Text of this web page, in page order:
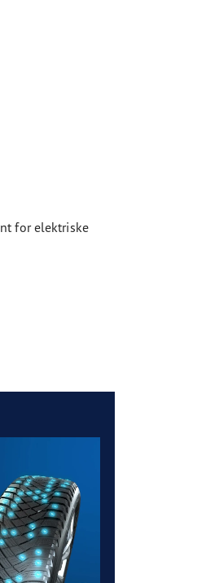
for elektriske